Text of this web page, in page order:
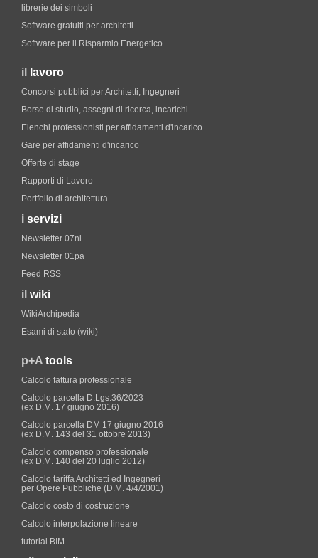
librerie dei simboli
Software gratuiti per architetti
Software per il Risparmio Energetico
il lavoro
Concorsi pubblici per Architetti, Ingegneri
Borse di studio, assegni di ricerca, incarichi
Elenchi professionisti per affidamenti d'incarico
Gare per affidamenti d'incarico
Offerte di stage
Rapporti di Lavoro
Portfolio di architettura
i servizi
Newsletter 07nl
Newsletter 01pa
Feed RSS
il wiki
WikiArchipedia
Esami di stato (wiki)
p+A tools
Calcolo fattura professionale
Calcolo parcella D.Lgs.36/2023
(ex D.M. 17 giugno 2016)
Calcolo parcella DM 17 giugno 2016
(ex D.M. 143 del 31 ottobre 2013)
Calcolo compenso professionale
(ex D.M. 140 del 20 luglio 2012)
Calcolo tariffa Architetti ed Ingegneri
per Opere Pubbliche (D.M. 4/4/2001)
Calcolo costo di costruzione
Calcolo interpolazione lineare
tutorial BIM